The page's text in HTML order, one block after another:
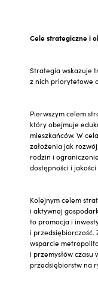
Cele strategiczne i
Strategia wskazuje
z nich priorytetowe
Pierwszym celem
który obejmuje
mieszkańców. W
założenia jak
rodzin i
dostępności i
Kolejnym celem
i aktywnej
to promocja i
i przedsiębiorczość.
wsparcie
i przemysłów
przedsiębiorstw na